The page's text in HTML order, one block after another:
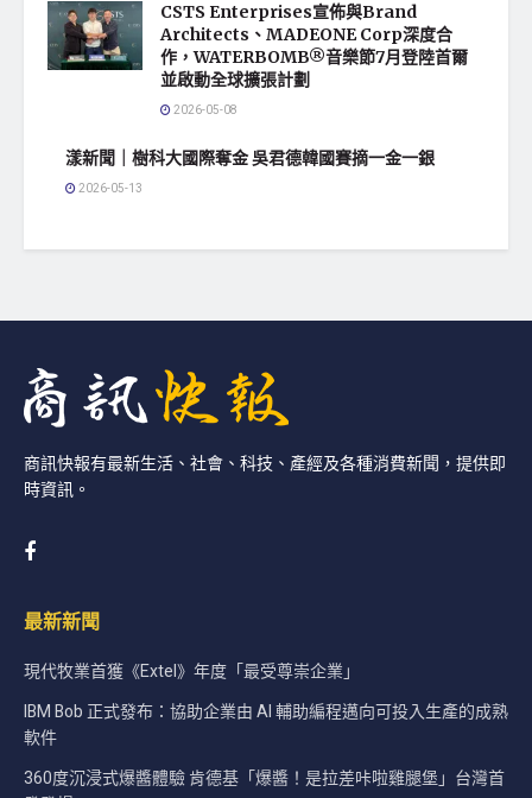
CSTS Enterprises宣佈與Brand
Architects、MADEONE Corp深度合
作，WATERBOMB®音樂節7月登陸首爾
並啟動全球擴張計劃
2026-05-08
漾新聞｜樹科大國際奪金 吳君德韓國賽摘一金一銀
2026-05-13
商訊快報有最新生活、社會、科技、產經及各種消費新聞，提供即
時資訊。
最新新聞
現代牧業首獲《Extel》年度「最受尊崇企業」
IBM Bob 正式發布：協助企業由 AI 輔助編程邁向可投入生產的成熟
軟件
360度沉浸式爆醬體驗 肯德基「爆醬！是拉差咔啦雞腿堡」台灣首